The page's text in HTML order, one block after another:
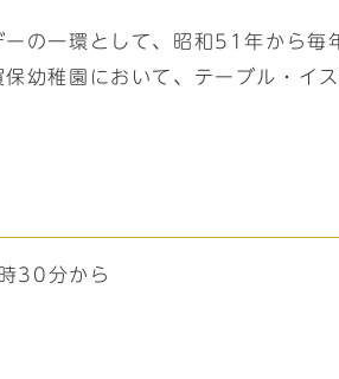
の一環として、昭和51年から
幼稚園において、テーブル・イ
30分から